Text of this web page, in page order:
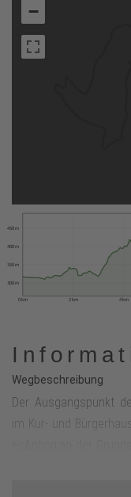
−
0 km 2 km 4 km
300 m
350 m
400 m
450 m
Wegbeschreibung
Der Ausgangspunkt
im Kur- und